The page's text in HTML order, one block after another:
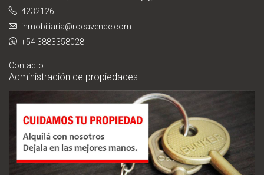
4232126
inmobiliaria@rocavende.com
+54 3883358028
Contacto
Administración de propiedades